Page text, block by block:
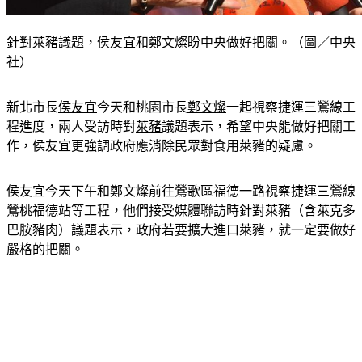
針對萊豬議題，侯友宜和鄭文燦盼中央做好把關。（圖／中央
社）
新北市長侯友宜今天和桃園市長鄭文燦一起視察捷運三鶯線工
程進度，兩人受訪時對萊豬議題表示，希望中央能做好把關工
作，侯友宜更強調政府應消除民眾對食用萊豬的疑慮。
侯友宜今天下午和鄭文燦前往鶯歌區福德一路視察捷運三鶯線
鶯桃福德站等工程，他們接受媒體聯訪時針對萊豬（含萊克多
巴胺豬肉）議題表示，政府若要擴大進口萊豬，就一定要做好
嚴格的把關。